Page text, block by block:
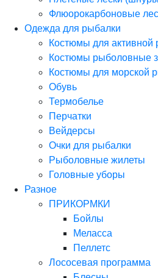
Флюорокарбоновые
Одежда для рыбалки
Костюмы для активной
Костюмы рыболовные
Костюмы для морской
Обувь
Термобелье
Перчатки
Вейдерсы
Очки для рыбалки
Рыболовные жилеты
Головные уборы
Разное
ПРИКОРМКИ
Бойлы
Меласса
Пеллетс
Лососевая программа